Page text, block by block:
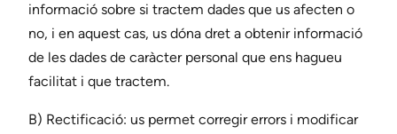
informació sobre si tractem dades que us afecten o
no, i en aquest cas, us dóna dret a obtenir informació
de les dades de caràcter personal que ens hagueu
facilitat i que tractem.
B) Rectificació: us permet corregir errors i modificar